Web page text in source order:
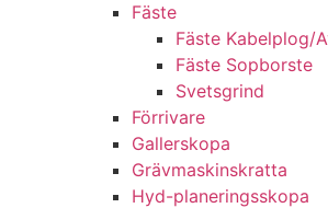
Fäste
Fäste Kabel­­plog/­
Fäste Sop­borste
Svets­grind
Förrivare
Galler­skopa
Gräv­maskins­kratta
Hyd­-planerings­skopa